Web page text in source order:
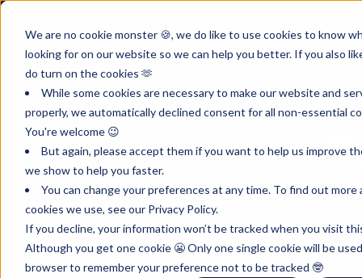
We are no cookie monster 🍪, we do like to use cookies to know
looking for on our website so we can help you better. If you also
do turn on the cookies 🫶
While some cookies are necessary to make our website and
properly, we automatically declined consent for all non-essential
You're welcome 😉
But again, please accept them if you want to help us improve
we show to help you faster.
You can change your preferences at any time. To find out
cookies we use, see our Privacy Policy.
If you decline, your information won’t be tracked when you visit
Although you get one cookie 😬 Only one single cookie will be
browser to remember your preference not to be tracked 🤓
Product
Submenu tonen voor Product
Instrumenten
Pricing
Waar wil je meer over weten?
Er zijn geen suggesties want het zoekveld is leeg.